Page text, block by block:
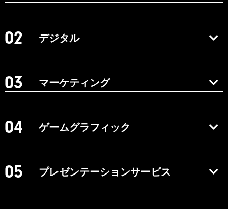
デジタル
マーケティング
ゲームグラフィック
プレゼンテーションサービス